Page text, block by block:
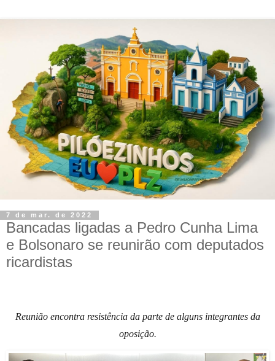
7 de mar. de 2022
Bancadas ligadas a Pedro Cunha Lima
e Bolsonaro se reunirão com deputados
ricardistas
Reunião encontra resistência da parte de alguns integrantes da
oposição.